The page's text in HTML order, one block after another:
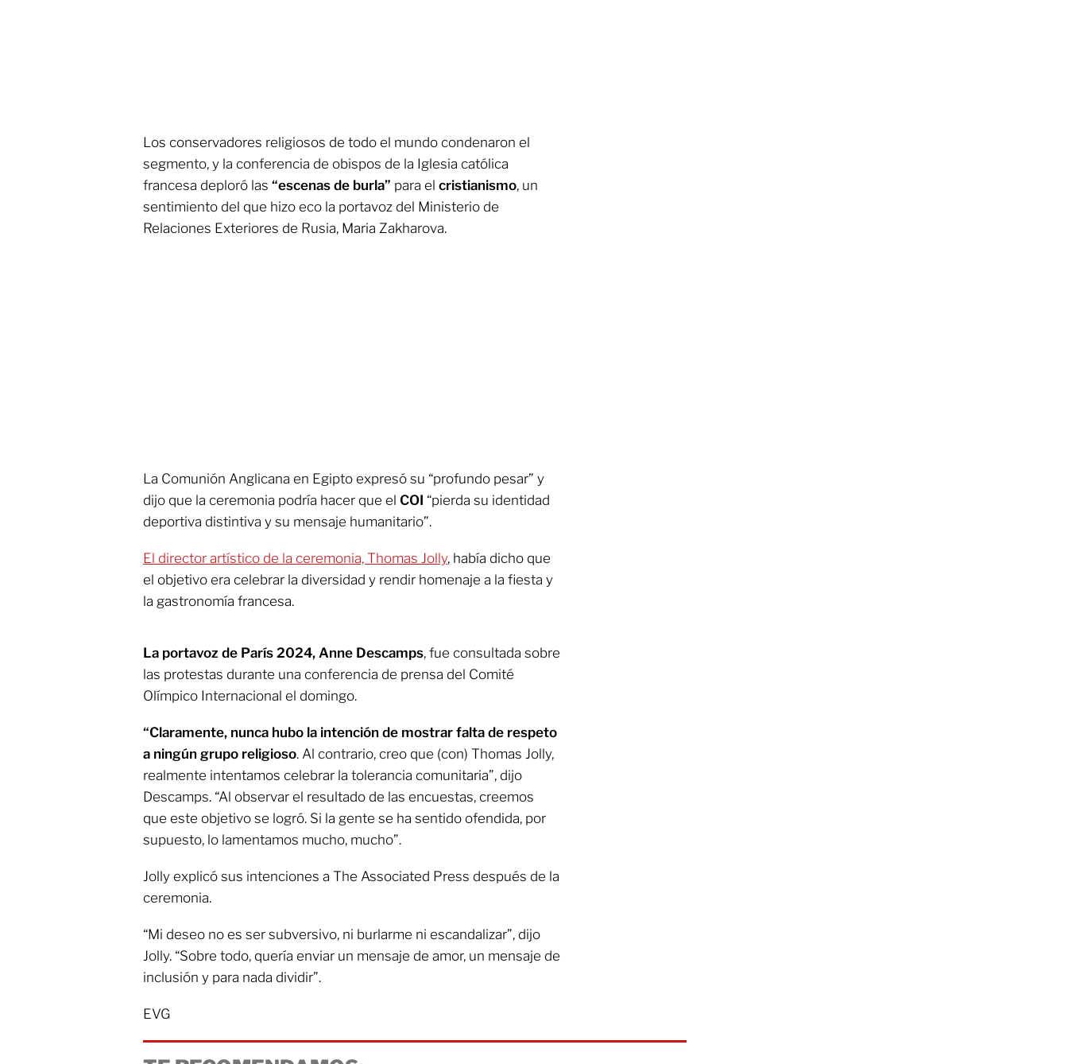
Los conservadores religiosos de todo el mundo condenaron el
segmento, y la conferencia de obispos de la Iglesia católica
francesa deploró las “escenas de burla” para el cristianismo, un
sentimiento del que hizo eco la portavoz del Ministerio de
Relaciones Exteriores de Rusia, Maria Zakharova.
La Comunión Anglicana en Egipto expresó su “profundo pesar” y
dijo que la ceremonia podría hacer que el COI “pierda su identidad
deportiva distintiva y su mensaje humanitario”.
El director artístico de la ceremonia, Thomas Jolly, había dicho que
el objetivo era celebrar la diversidad y rendir homenaje a la fiesta y
la gastronomía francesa.
La portavoz de París 2024, Anne Descamps, fue consultada sobre
las protestas durante una conferencia de prensa del Comité
Olímpico Internacional el domingo.
“Claramente, nunca hubo la intención de mostrar falta de respeto
a ningún grupo religioso. Al contrario, creo que (con) Thomas Jolly,
realmente intentamos celebrar la tolerancia comunitaria”, dijo
Descamps. “Al observar el resultado de las encuestas, creemos
que este objetivo se logró. Si la gente se ha sentido ofendida, por
supuesto, lo lamentamos mucho, mucho”.
Jolly explicó sus intenciones a The Associated Press después de la
ceremonia.
“Mi deseo no es ser subversivo, ni burlarme ni escandalizar”, dijo
Jolly. “Sobre todo, quería enviar un mensaje de amor, un mensaje de
inclusión y para nada dividir”.
EVG